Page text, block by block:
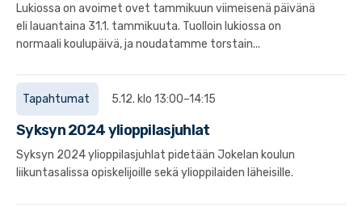
Lukiossa on avoimet ovet tammikuun viimeisenä päivänä
eli lauantaina 31.1. tammikuuta. Tuolloin lukiossa on
normaali koulupäivä, ja noudatamme torstain...
Tapahtumat 5.12. klo 13:00–14:15
Syksyn 2024 ylioppilasjuhlat
Syksyn 2024 ylioppilasjuhlat pidetään Jokelan koulun
liikuntasalissa opiskelijoille sekä ylioppilaiden läheisille.